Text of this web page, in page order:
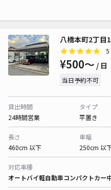
八橋本町2丁目
5
¥500〜 / 日
当日予約不可
貸出時間
24時間営業
タイプ
平置き
長さ
460cm 以下
車幅
250cm 以
対応車種
オートバイ軽自動車コンパクトカー